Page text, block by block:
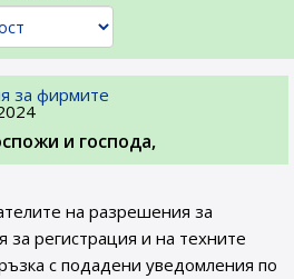
за фирмите
и господа,
на разрешения за
за регистрация и на техните
с подадени уведомления по